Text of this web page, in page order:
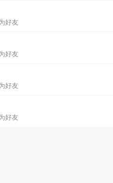
好友
好友
好友
好友